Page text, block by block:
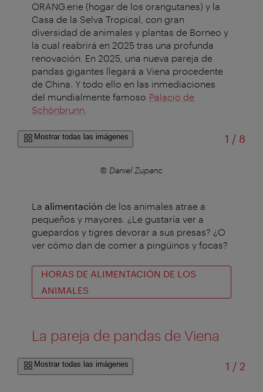
ORANG.erie (hogar de los orangutanes) y la
Casa de la Selva Tropical, con gran
diversidad de animales y plantas de Borneo y
la cual reabrirá en 2025 tras una profunda
renovación. En 2025, una nueva pareja de
pandas gigantes llegará a Viena procedente
de China. Y todo ello en las inmediaciones
del mundialmente famoso Palacio de
Schönbrunn
Mostrar todas las imágenes 1 /de
8
© Daniel Zupanc
La alimentación de los animales atrae a
pequeños y mayores. ¿Le gustaría ver a
guepardos y tigres devorar a sus presas? ¿O
ver cómo dan de comer a pingüinos y focas?
HORAS DE ALIMENTACIÓN DE LOS
ANIMALES
La pareja de pandas de Viena
Mostrar todas las imágenes 1 /de
2